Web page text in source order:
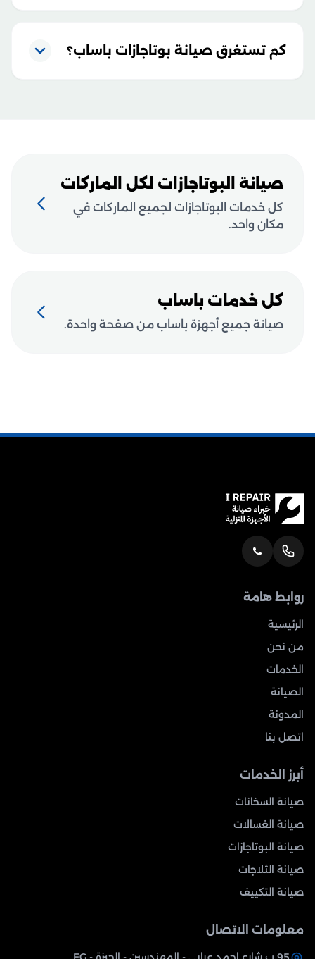
كم تستغرق صيانة بوتاجازات باساب؟
صيانة البوتاجازات لكل الماركات
كل خدمات البوتاجازات لجميع الماركات في
مكان واحد.
كل خدمات باساب
صيانة جميع أجهزة باساب من صفحة واحدة.
روابط هامة
الرئيسية
من نحن
الخدمات
الصيانة
المدونة
اتصل بنا
أبرز الخدمات
صيانة السخانات
صيانة الغسالات
صيانة البوتاجازات
صيانة الثلاجات
صيانة التكييف
معلومات الاتصال